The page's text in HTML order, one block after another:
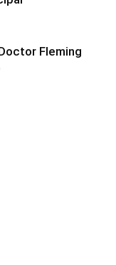
Fleming